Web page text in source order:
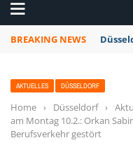
BREAKING NEWS
AKTUELLES DÜSSELDORF
Home › Düsseldorf ›
am Montag 10.2.: Orkan
Berufsverkehr gestört